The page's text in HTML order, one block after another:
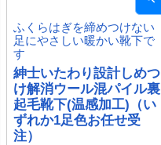
ふくらはぎを締めつけない
足にやさしい暖かい靴下で
す
紳士いたわり設計しめつ
け解消ウール混パイル裏
起毛靴下(温感加工)（い
ずれか1足色お任せ受
注）